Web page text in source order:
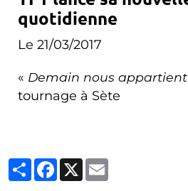
quotidienne
Le 21/03/2017
« Demain nous appartient
tournage à Sète
Partager
Facebook
X